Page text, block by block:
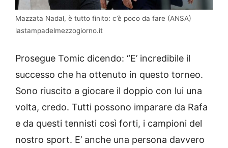
Mazzata Nadal, è tutto finito: c’è poco da fare (ANSA)
lastampadelmezzogiorno.it
Prosegue Tomic dicendo: “E’ incredibile il
successo che ha ottenuto in questo torneo.
Sono riuscito a giocare il doppio con lui una
volta, credo. Tutti possono imparare da Rafa
e da questi tennisti così forti, i campioni del
nostro sport. E’ anche una persona davvero